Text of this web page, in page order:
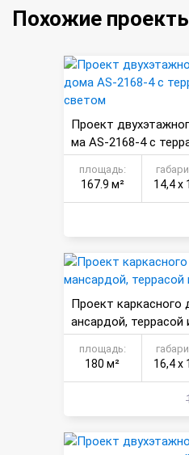
Похожие
Проект
ма AS-2168-4 с
етом
площадь:
167.9 м² 14,4 х
Проект каркасного
ансардой, террасой
площадь:
180 м² 16,4 х